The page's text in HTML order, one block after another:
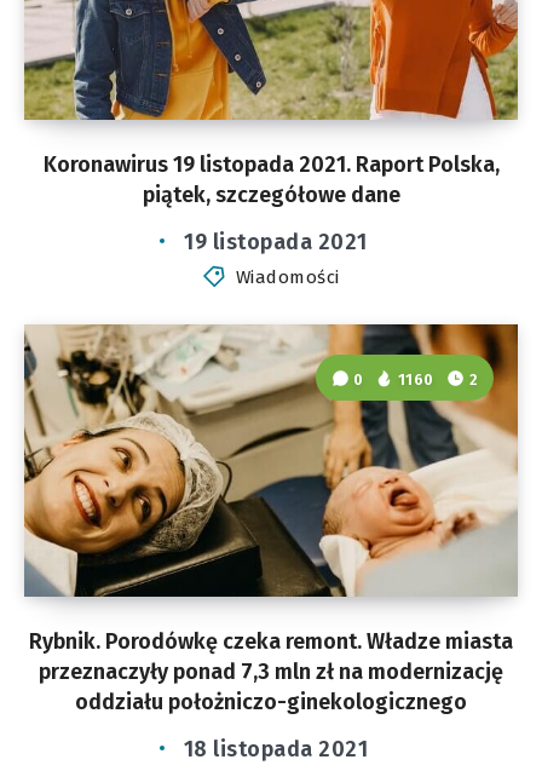
Koronawirus 19 listopada 2021. Raport Polska,
piątek, szczegółowe dane
19 listopada 2021
Wiadomości
Rybnik. Porodówkę czeka remont. Władze miasta
przeznaczyły ponad 7,3 mln zł na modernizację
oddziału położniczo-ginekologicznego
0 1160 2
18 listopada 2021